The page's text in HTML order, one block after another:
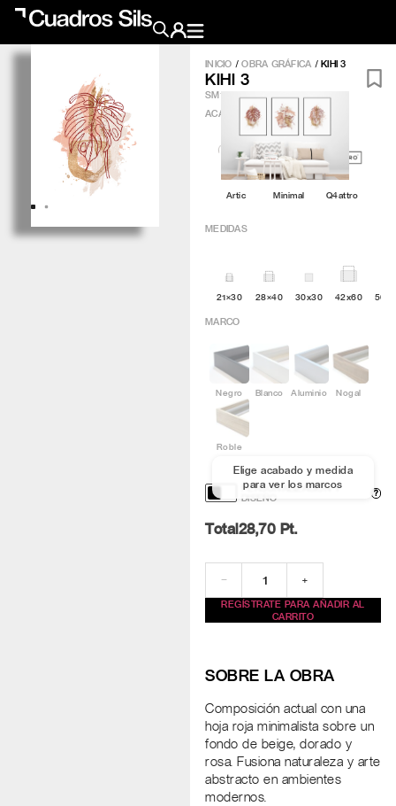
Obra Pictórica
Obra Gráfica
Inspiración
Crea tu pared
INICIO /OBRA GRÁFICA /KIHI 3
KIHI 3
SM164
ACABADO
?
Artic Minimal Q4attro
MEDIDAS
21×30 28×40 30x30 42x60
PERSONALIZACIÓN Y
DISEÑO
?
MARCO
Negro Blanco Aluminio Nogal
Roble
Elige acabado y medida
para ver los marcos
Total28,70 Pt.
− +
REGÍSTRATE PARA AÑADIR AL
CARRITO
SOBRE LA OBRA
Composición actual con una
hoja roja minimalista sobre un
fondo de beige, dorado y
rosa. Fusiona naturaleza y arte
abstracto en ambientes
modernos.